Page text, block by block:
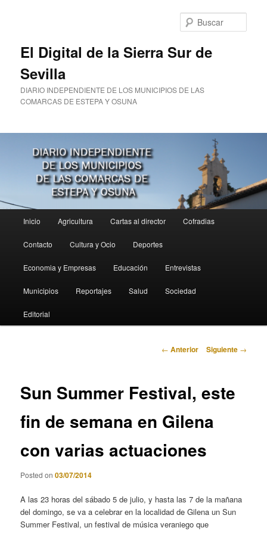
El Digital de la Sierra Sur de
Sevilla
DIARIO INDEPENDIENTE DE LOS MUNICIPIOS DE LAS
COMARCAS DE ESTEPA Y OSUNA
principal
Inicio Agricultura Cartas al director Cofradias
Contacto Cultura y Ocio Deportes
Economia y Empresas Educación Entrevistas
Municipios Reportajes Salud Sociedad
Editorial
Navegación
← Anterior Siguiente →
Sun Summer Festival, este
fin de semana en Gilena
con varias actuaciones
Posted on03/07/2014
A las 23 horas del sábado 5 de julio, y hasta las 7 de la mañana
del domingo, se va a celebrar en la localidad de Gilena un Sun
Summer Festival, un festival de música veraniego que